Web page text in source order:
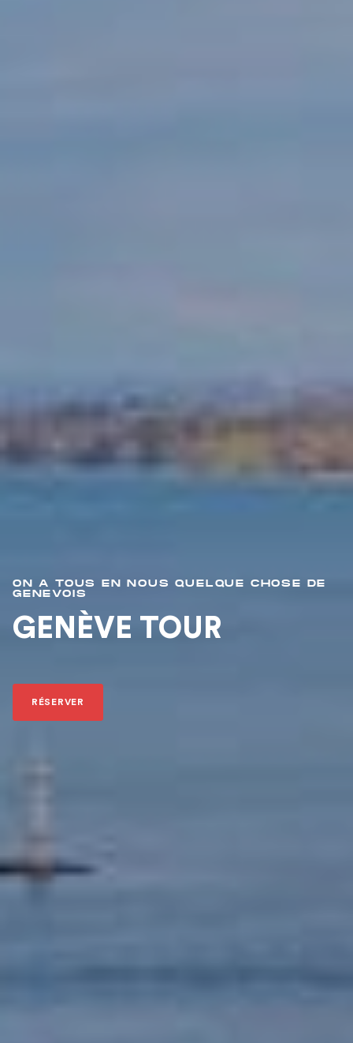
ON A TOUS EN NOUS QUELQUE CHOSE DE
GENEVOIS
GENÈVE TOUR
RÉSERVER